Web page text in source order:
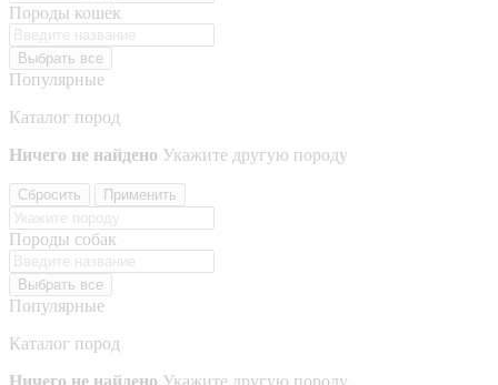
Породы кошек
Выбрать все
Популярные
Каталог пород
Ничего не найдено Укажите другую породу
Сбросить Применить
Породы собак
Выбрать все
Популярные
Каталог пород
Ничего не найдено Укажите другую породу